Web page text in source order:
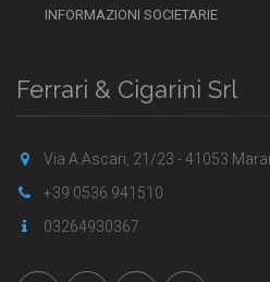
INFORMAZIONI SOCIETARIE
Ferrari & Cigarini Srl
Via A.Ascari, 21/23 - 41053
+39 0536 941510
03264930367